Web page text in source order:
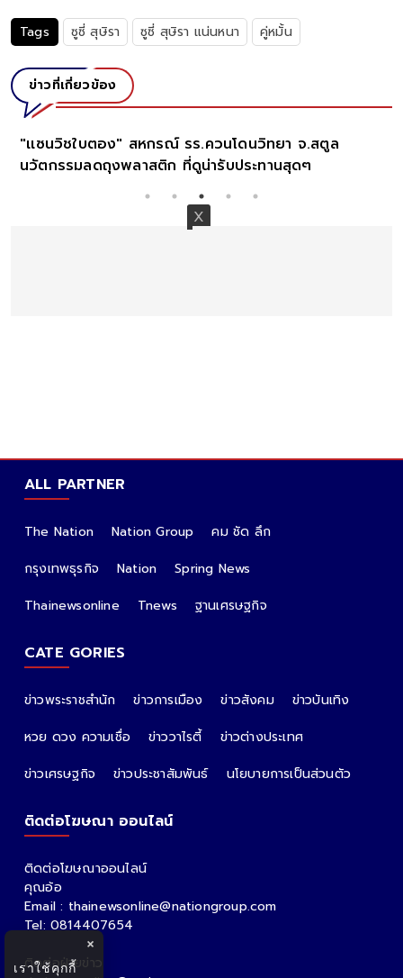
Tags ซูซี่ สุษิรา ซูซี่ สุษิรา แน่นหนา คู่หมั้น
ข่าวที่เกี่ยวข้อง
"เเซนวิชใบตอง" สหกรณ์ รร.ควนโดนวิทยา จ.สตูล
นวัตกรรมลดถุงพลาสติก ที่ดูน่ารับประทานสุดๆ
ALL PARTNER
The Nation Nation Group
คม ชัด ลึก
กรุงเทพธุรกิจ
Nation
Spring News
Thainewsonline
Tnews ฐานเศรษฐกิจ
CATE GORIES
ข่าวพระราชสำนัก ข่าวการเมือง ข่าวสังคม
ข่าวบันเทิง
หวย ดวง ความเชื่อ
ข่าววาไรตี้
ข่าวต่างประเทศ
ข่าวเศรษฐกิจ
ข่าวประชาสัมพันธ์ นโยบายการเป็นส่วนตัว
ติดต่อโฆษณา ออนไลน์
ติดต่อโฆษณาออนไลน์
คุณอ้อ
Email : thainewsonline@nationgroup.com
Tel: 0814407654
ติดต่อฝ่ายข่าว
×
เราใช้คุกกี้